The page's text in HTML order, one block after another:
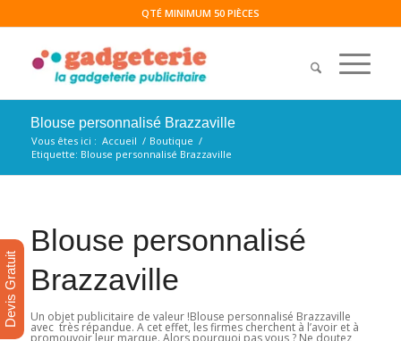
QTÉ MINIMUM 50 PIÈCES
Blouse personnalisé Brazzaville
Vous êtes ici : Accueil / Boutique /
Etiquette: Blouse personnalisé Brazzaville
Blouse personnalisé
Brazzaville
Un objet publicitaire de valeur !Blouse personnalisé Brazzaville
avec très répandue. A cet effet, les firmes cherchent à l’avoir et à
promouvoir leur marque. Alors pourquoi pas vous ? Ne doutez
Devis Gratuit